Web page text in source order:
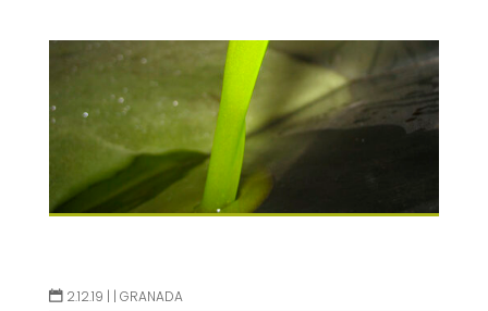
2.12.19 | | GRANADA